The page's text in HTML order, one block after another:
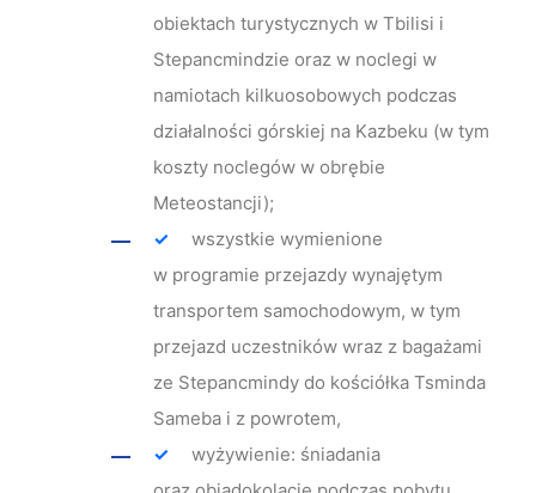
obiektach turystycznych w Tbilisi i
Stepancmindzie oraz w noclegi w
namiotach kilkuosobowych podczas
działalności górskiej na Kazbeku (w tym
koszty noclegów w obrębie
Meteostancji);
wszystkie wymienione
w programie przejazdy wynajętym
transportem samochodowym, w tym
przejazd uczestników wraz z bagażami
ze Stepancmindy do kościółka Tsminda
Sameba i z powrotem,
wyżywienie: śniadania